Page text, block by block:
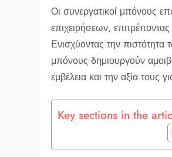
Οι συνεργατικοί μπόνους
επιχειρήσεων,
Ενισχύοντας την
μπόνους δημιουργούν
εμβέλεια και την αξία τους
Key sections in the